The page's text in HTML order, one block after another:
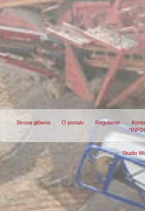
Strona główna O portalu Regulamin
Copyright © 2013 surowce-kopalnie.plWykonanie:Studio